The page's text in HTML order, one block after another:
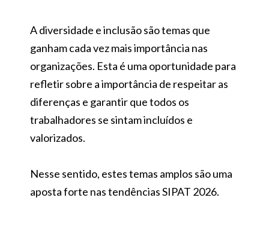
A diversidade e inclusão são temas que
ganham cada vez mais importância nas
organizações. Esta é uma oportunidade para
refletir sobre a importância de respeitar as
diferenças e garantir que todos os
trabalhadores se sintam incluídos e
valorizados.
Nesse sentido, estes temas amplos são uma
aposta forte nas tendências SIPAT 2026.